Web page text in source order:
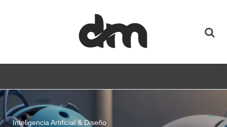
Inteligencia Artificial & Diseño